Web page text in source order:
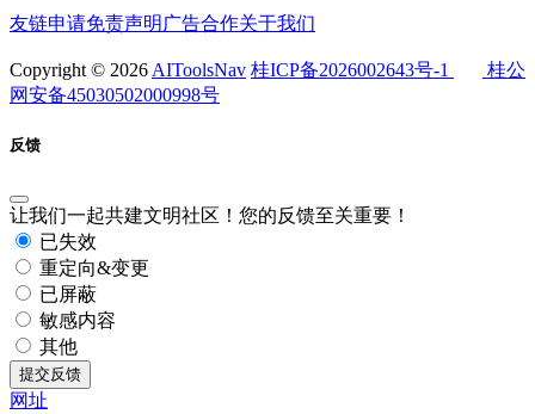
友链申请免责声明 广告合作关于我们
Copyright © 2026 AIToolsNav 桂ICP备2026002643号-1
桂公
网安备45030502000998号
反馈
让我们一起共建文明社区！您的反馈至关重要！
已失效
重定向&变更
已屏蔽
敏感内容
其他
提交反馈
网址